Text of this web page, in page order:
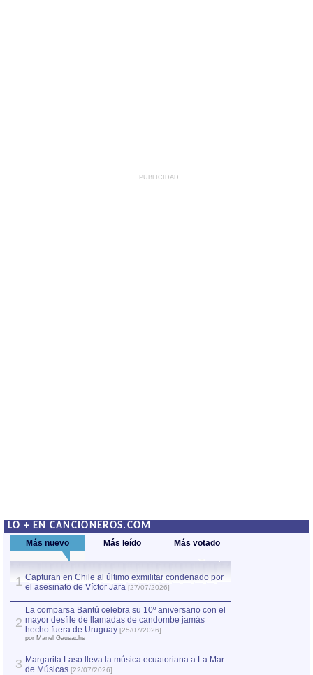
PUBLICIDAD
LO + EN CANCIONEROS.COM
Más nuevo Más leído Más votado
1 Capturan en Chile al último exmilitar condenado por
el asesinato de Víctor Jara [27/07/2026]
2
La comparsa Bantú celebra su 10º aniversario con el
mayor desfile de llamadas de candombe jamás
hecho fuera de Uruguay [25/07/2026]
por Manel Gausachs
3 Margarita Laso lleva la música ecuatoriana a La Mar
de Músicas [22/07/2026]